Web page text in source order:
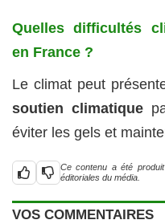
Quelles difficultés
en France ?
Le climat peut
soutien climatique
éviter les gels et
Ce contenu a été
éditoriales du média.
VOS COMMENTAIRES